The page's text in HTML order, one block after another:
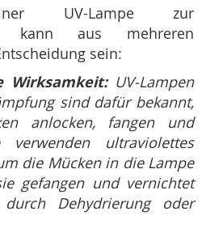
UV-Lampe zur
kann aus mehreren
sein:
Wirksamkeit:UV-Lampen
sind dafür bekannt,
anlocken, fangen und
verwenden ultraviolettes
die Mücken in die Lampe
gefangen und vernichtet
Dehydrierung oder